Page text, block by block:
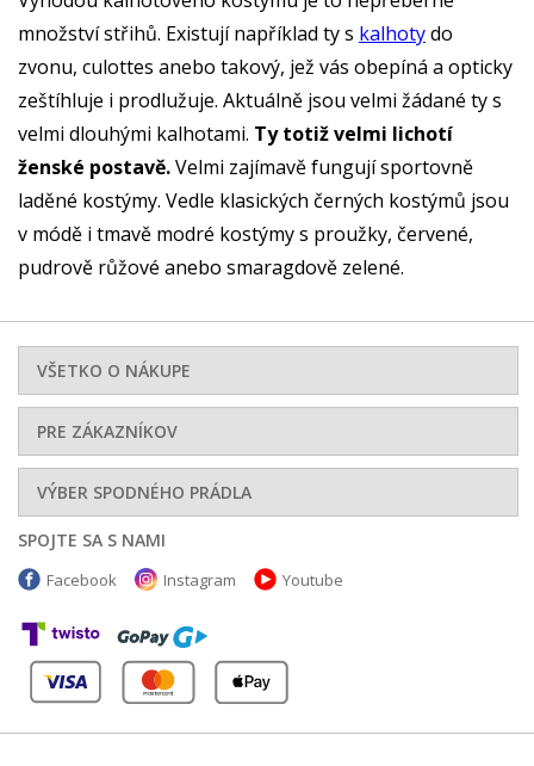
množství střihů. Existují například ty s kalhotydo
zvonu, culottes anebo takový, jež vás obepíná a opticky
zeštíhluje i prodlužuje. Aktuálně jsou velmi žádané ty s
velmi dlouhými kalhotami. Ty totiž velmi lichotí
ženské postavě.Velmi zajímavě fungují sportovně
laděné kostýmy. Vedle klasických černých kostýmů jsou
v módě i tmavě modré kostýmy s proužky, červené,
pudrově růžové anebo smaragdově zelené.
VŠETKO O NÁKUPE
PRE ZÁKAZNÍKOV
VÝBER SPODNÉHO PRÁDLA
SPOJTE SA S NAMI
Facebook Instagram Youtube